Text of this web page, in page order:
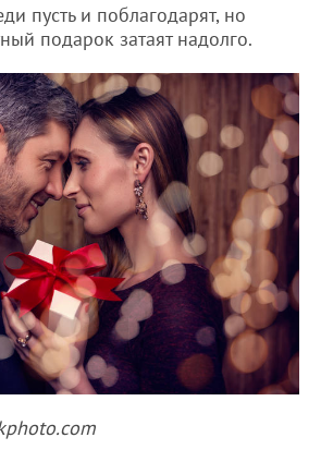
пусть и поблагодарят, но
подарок затаят надолго.